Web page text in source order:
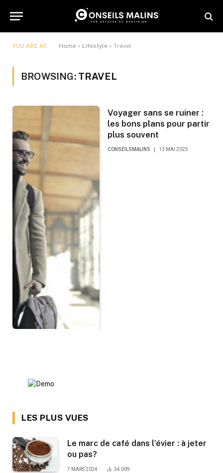
YOU ARE AT: Home » Lifestyle » Travel
BROWSING: TRAVEL
Voyager sans se ruiner :
les bons plans pour partir
plus souvent
CONSEILSMALINS 13 MAI 2025
LES PLUS VUES
Le marc de café dans l’évier : à jeter
ou pas?
7 MARS 2024 34 009